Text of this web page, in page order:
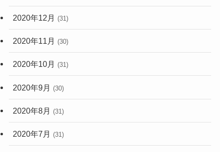
2020年12月 (31)
2020年11月 (30)
2020年10月 (31)
2020年9月 (30)
2020年8月 (31)
2020年7月 (31)